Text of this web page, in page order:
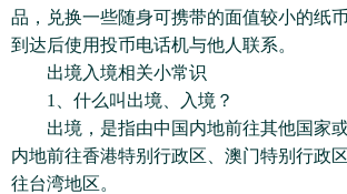
品，兑换一些随身可携带的面值较小的纸
到达后使用投币电话机与他人联系。
出境入境相关小常识
1、什么叫出境、入境？
出境，是指由中国内地前往其他国家或
内地前往香港特别行政区、澳门特别行政
往台湾地区。